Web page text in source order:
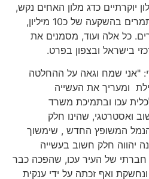
כדג מלון האחים נקש,
הרחבה ושיפוץ מלון חוף התמרים בהשקעה של כ10 מיליון,
כל אלה ועוד, מסמנים את
בישראל ובצפון בפרט.
"אני שמח וגאה על ההחלטה
ומעריך את העשייה
עכו ובתמיכת משרד
שהינו חלק
המשופץ החדש , שימשוך
חלק חשוב בעשייה
של העיר עכו, שהפכה כבר
ואף זכתה על ידי ענקית